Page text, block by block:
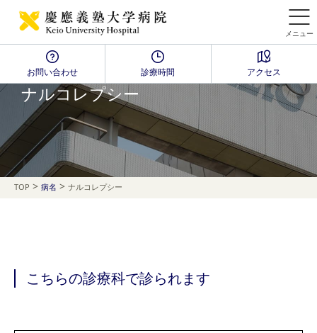
メニュー
お問い合わせ 診療時間 アクセス
Disease Name Search
ナルコレプシー
TOP > 病名 > ナルコレプシー
こちらの診療科で診られます